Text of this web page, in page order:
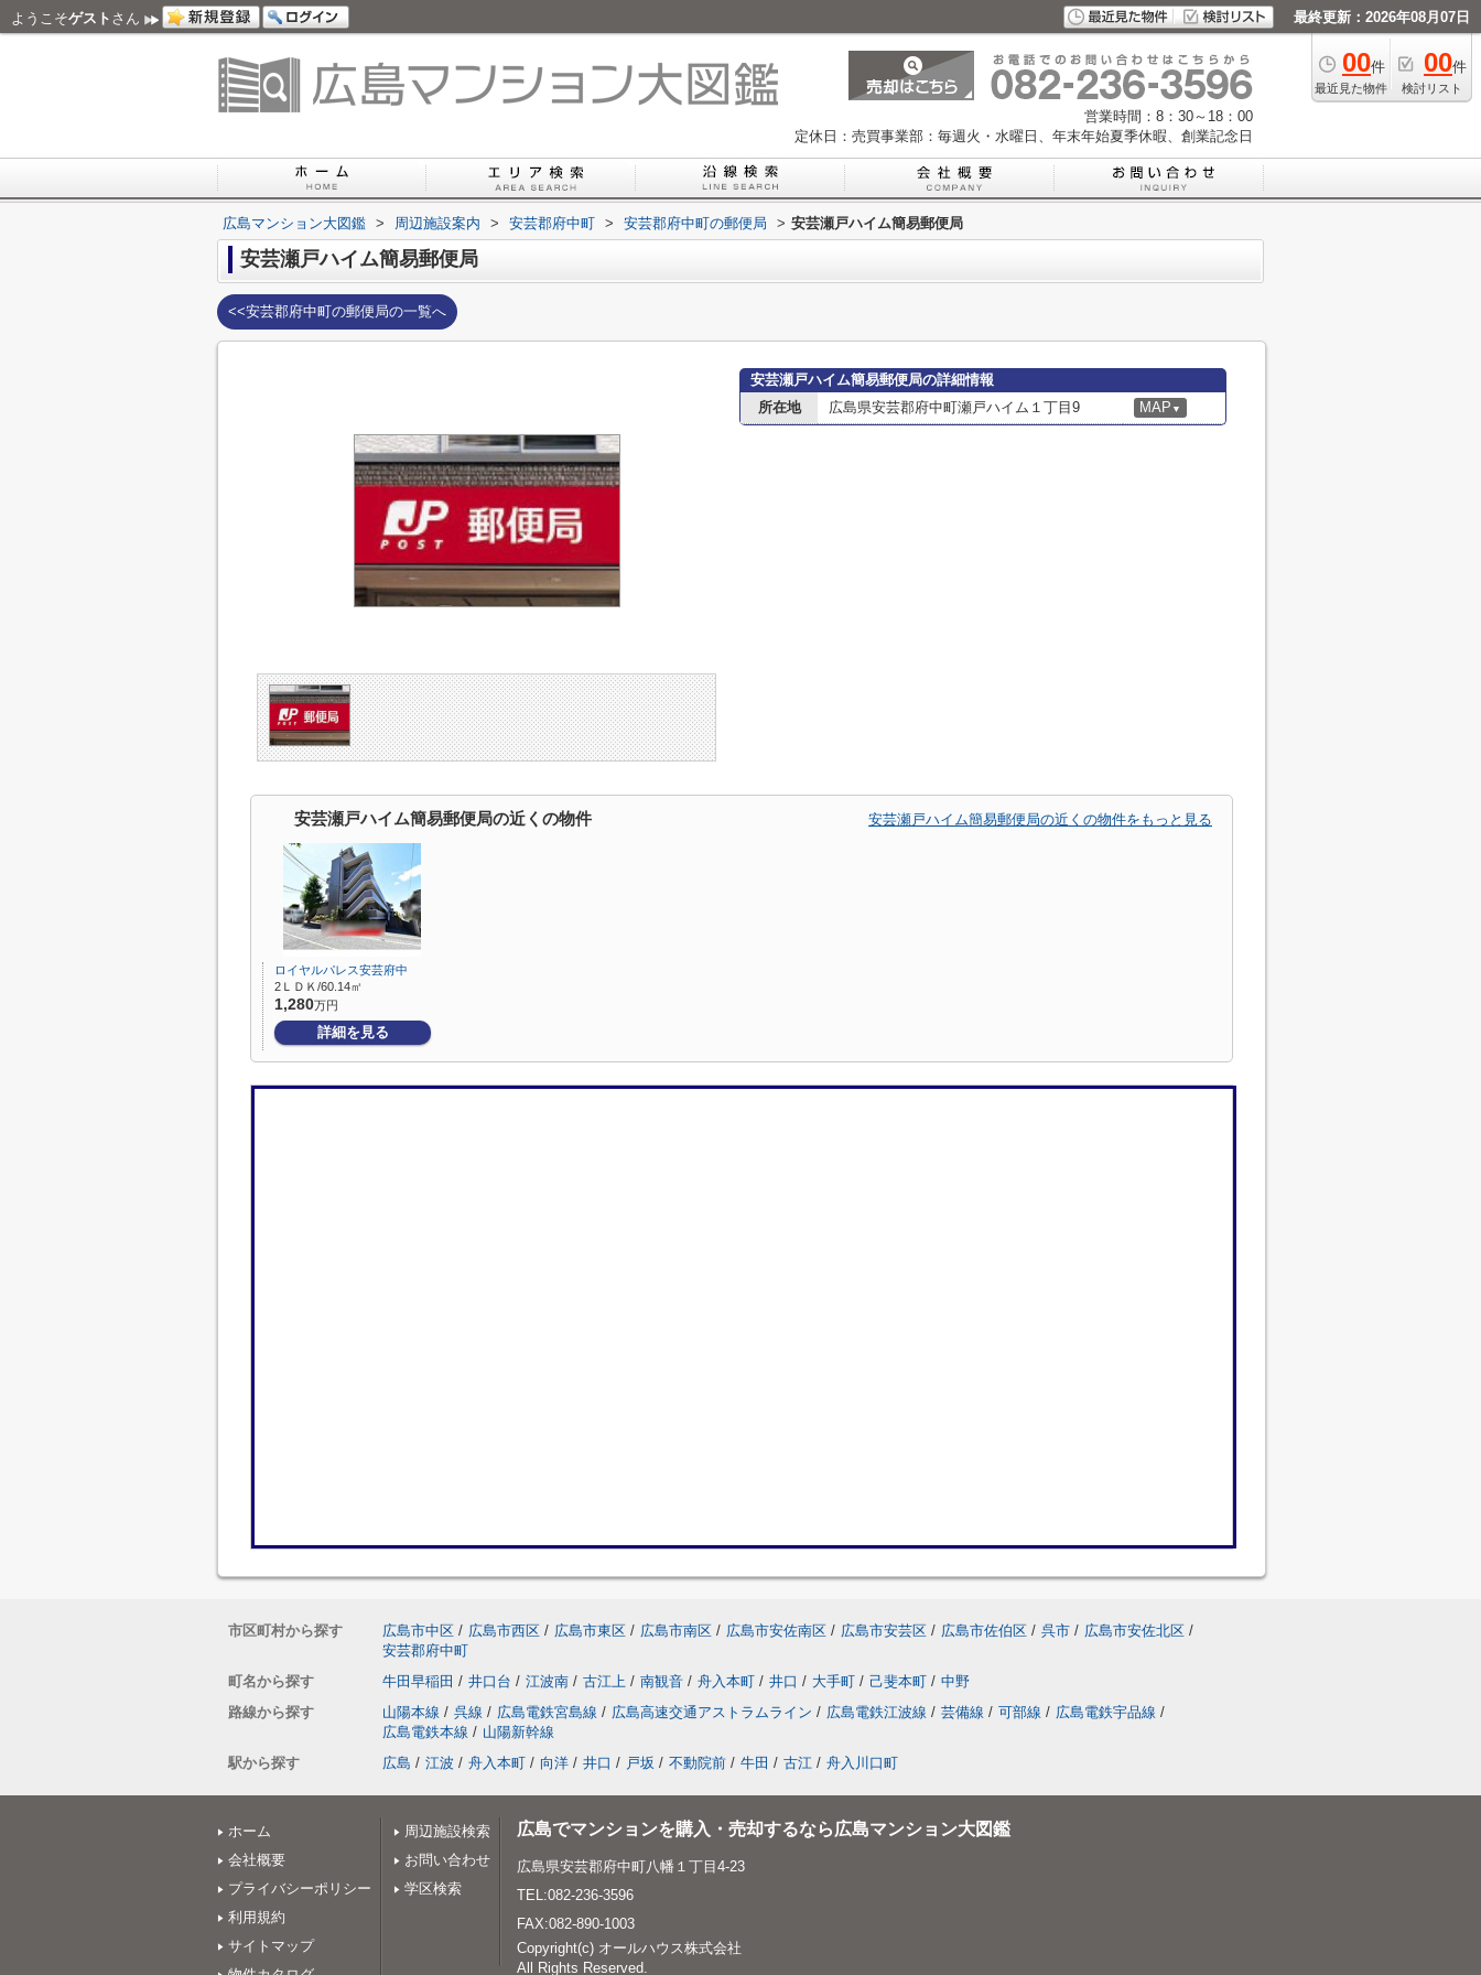
ようこそゲスト さん 最終更新：2026年08月07日
00件
最近見た物件
00件
検討リスト
営業時間：8：30～18：00
定休日：売買事業部：毎週火・水曜日、年末年始夏季休暇、創業記念日
広島マンション大図鑑 > 周辺施設案内 > 安芸郡府中町 > 安芸郡府中町の郵便局 > 安芸瀬戸ハイム簡易郵便局
安芸瀬戸ハイム簡易郵便局
<<安芸郡府中町の郵便局の一覧へ
安芸瀬戸ハイム簡易郵便局の詳細情報
所在地
広島県安芸郡府中町瀬戸ハイム１丁目9 MAP ▼
安芸瀬戸ハイム簡易郵便局の近くの物件 安芸瀬戸ハイム簡易郵便局の近くの物件をもっと見る
ロイヤルパレス安芸府中
2ＬＤＫ/60.14㎡
1,280万円
詳細を見る
市区町村から探す 広島市中区 / 広島市西区 / 広島市東区 / 広島市南区 / 広島市安佐南区 / 広島市安芸区 / 広島市佐伯区 / 呉市 / 広島市安佐北区 /
安芸郡府中町
町名から探す
牛田早稲田 / 井口台 / 江波南 / 古江上 / 南観音 / 舟入本町 / 井口 / 大手町 / 己斐本町 / 中野
路線から探す
山陽本線 / 呉線 / 広島電鉄宮島線 / 広島高速交通アストラムライン / 広島電鉄江波線 / 芸備線 / 可部線 / 広島電鉄宇品線 /
広島電鉄本線 / 山陽新幹線
駅から探す
広島 / 江波 / 舟入本町 / 向洋 / 井口 / 戸坂 / 不動院前 / 牛田 / 古江 / 舟入川口町
ホーム
会社概要
プライバシーポリシー
利用規約
サイトマップ
周辺施設検索
お問い合わせ
学区検索
広島でマンションを購入・売却するなら広島マンション大図鑑
広島県安芸郡府中町八幡１丁目4-23
TEL:082-236-3596
FAX:082-890-1003
Copyright(c) オールハウス株式会社
All Rights Reserved.